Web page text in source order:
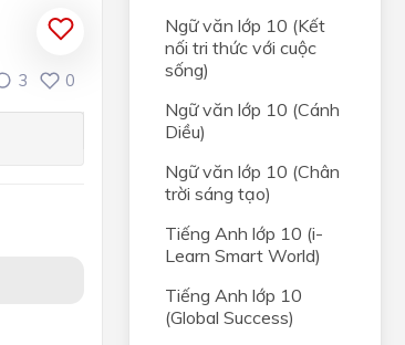
3 0
Ngữ văn lớp 10 (Kết
nối tri thức với cuộc
sống)
Ngữ văn lớp 10 (Cánh
Diều)
Ngữ văn lớp 10 (Chân
trời sáng tạo)
Tiếng Anh lớp 10 (i-
Learn Smart World)
Tiếng Anh lớp 10
(Global Success)